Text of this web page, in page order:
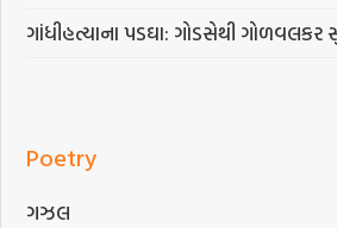
ગાંધીહત્યાના પડઘા: ગોડસેથી ગોળવલકર
Poetry
ગઝલ